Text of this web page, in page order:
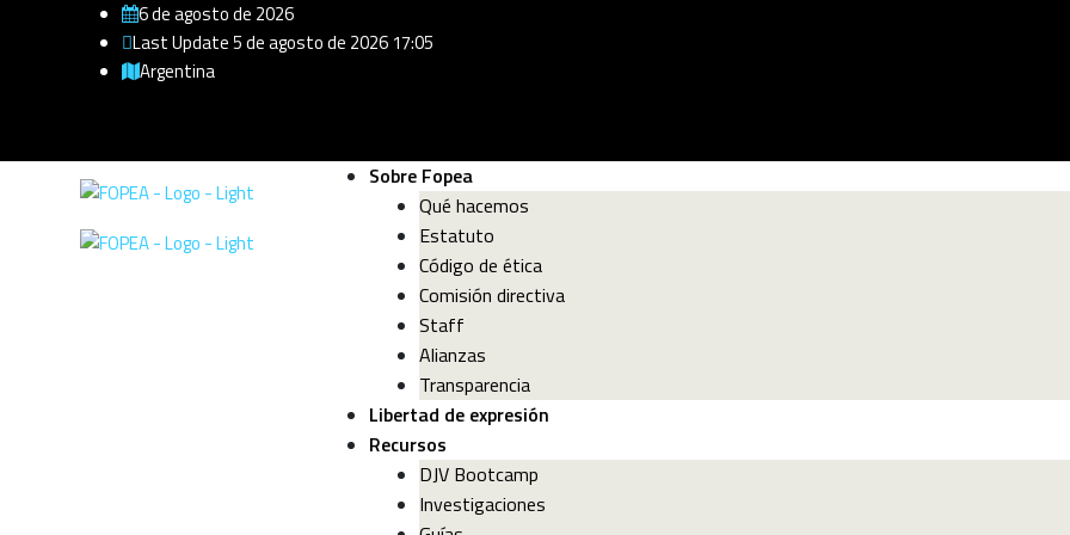
6 de agosto de 2026
Last Update 5 de agosto de 2026 17:05
Argentina
Sobre Fopea
Qué hacemos
Estatuto
Código de ética
Comisión directiva
Staff
Alianzas
Transparencia
Libertad de expresión
Recursos
DJV Bootcamp
Investigaciones